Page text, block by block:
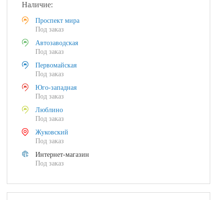
Наличие:
Проспект мира
Под заказ
Автозаводская
Под заказ
Первомайская
Под заказ
Юго-западная
Под заказ
Люблино
Под заказ
Жуковский
Под заказ
Интернет-магазин
Под заказ